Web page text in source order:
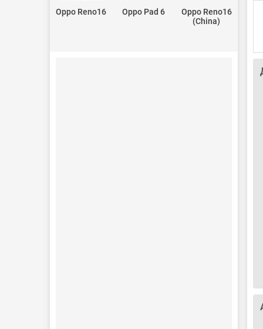
Oppo Reno16 Oppo Pad 6
Oppo Reno16
(China)